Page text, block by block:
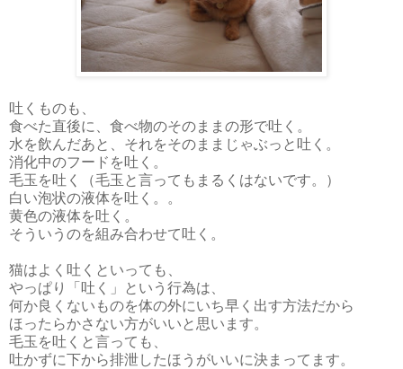
吐くものも、
食べた直後に、食べ物のそのままの形で吐く。
水を飲んだあと、それをそのままじゃぶっと吐く。
消化中のフードを吐く。
毛玉を吐く（毛玉と言ってもまるくはないです。）
白い泡状の液体を吐く。。
黄色の液体を吐く。
そういうのを組み合わせて吐く。
猫はよく吐くといっても、
やっぱり「吐く」という行為は、
何か良くないものを体の外にいち早く出す方法だから
ほったらかさない方がいいと思います。
毛玉を吐くと言っても、
吐かずに下から排泄したほうがいいに決まってます。